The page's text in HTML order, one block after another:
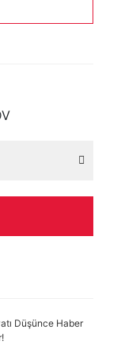
Düşünce Haber